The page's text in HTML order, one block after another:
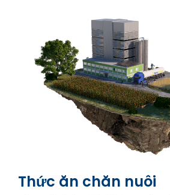
Thức ăn chăn nuôi